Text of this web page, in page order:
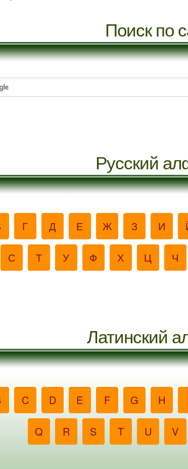
Поиск по
Русский
Г Д Е Ж З И
С Т У Ф Х Ц Ч
Латинский
C D E F G H
Q R S T U V